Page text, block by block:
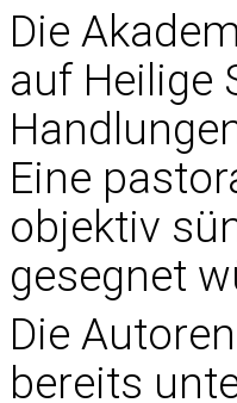
Die
auf Heilige
Eine
objektiv
gesegnet
Die
bereits